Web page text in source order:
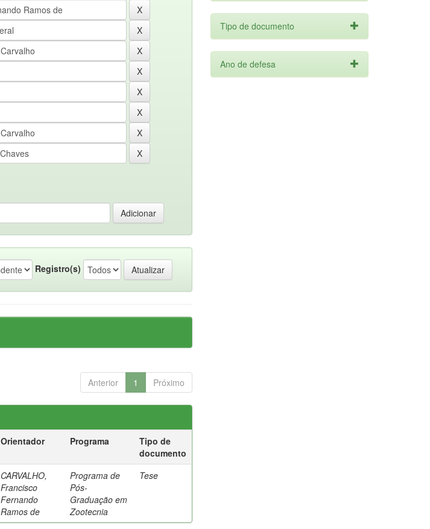
Registro(s)
Anterior 1 Próximo
Orientador Programa
Tipo de
documento
CARVALHO,
Francisco
Fernando
Ramos de
Programa de
Pós-
Graduação em
Zootecnia
Tese
Tipo de documento
Ano de defesa